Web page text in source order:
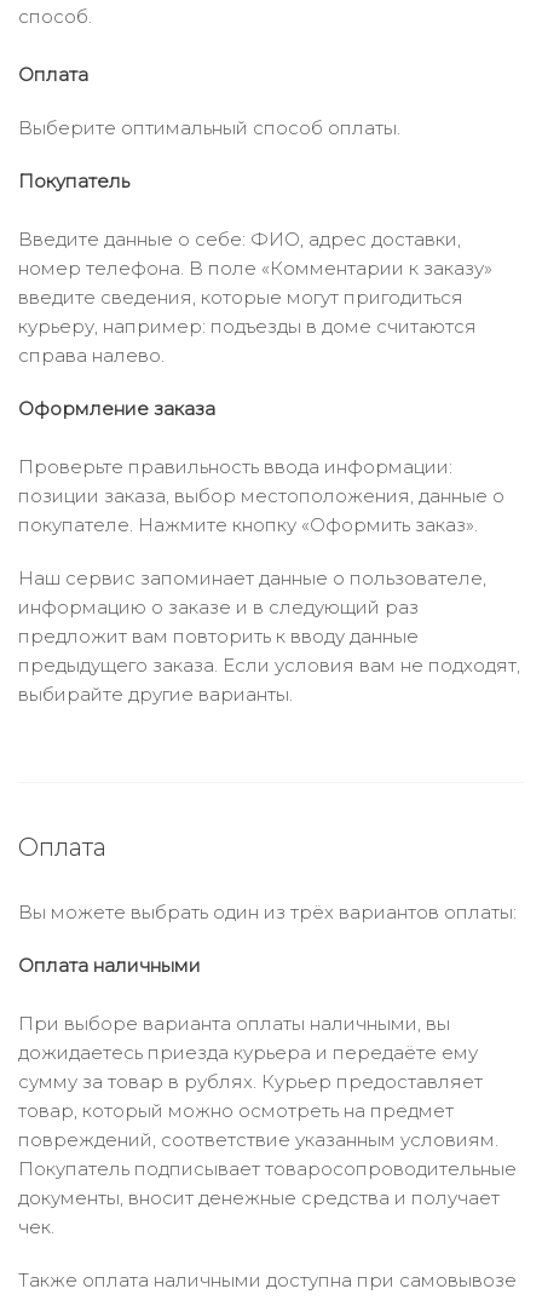
способ.
Оплата
Выберите оптимальный способ оплаты.
Покупатель
Введите данные о себе: ФИО, адрес доставки,
номер телефона. В поле «Комментарии к заказу»
введите сведения, которые могут пригодиться
курьеру, например: подъезды в доме считаются
справа налево.
Оформление заказа
Проверьте правильность ввода информации:
позиции заказа, выбор местоположения, данные о
покупателе. Нажмите кнопку «Оформить заказ».
Наш сервис запоминает данные о пользователе,
информацию о заказе и в следующий раз
предложит вам повторить к вводу данные
предыдущего заказа. Если условия вам не подходят,
выбирайте другие варианты.
Оплата
Вы можете выбрать один из трёх вариантов оплаты:
Оплата наличными
При выборе варианта оплаты наличными, вы
дожидаетесь приезда курьера и передаёте ему
сумму за товар в рублях. Курьер предоставляет
товар, который можно осмотреть на предмет
повреждений, соответствие указанным условиям.
Покупатель подписывает товаросопроводительные
документы, вносит денежные средства и получает
чек.
Также оплата наличными доступна при самовывозе